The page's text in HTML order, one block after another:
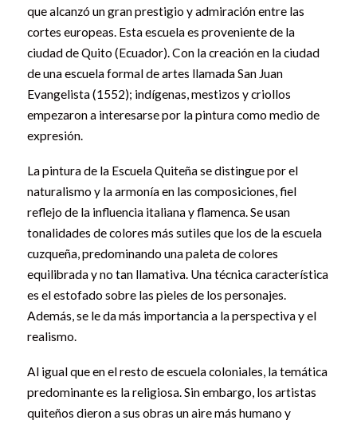
que alcanzó un gran prestigio y admiración entre las
cortes europeas. Esta escuela es proveniente de la
ciudad de Quito (Ecuador). Con la creación en la ciudad
de una escuela formal de artes llamada San Juan
Evangelista (1552); indígenas, mestizos y criollos
empezaron a interesarse por la pintura como medio de
expresión.
La pintura de la Escuela Quiteña se distingue por el
naturalismo y la armonía en las composiciones, fiel
reflejo de la influencia italiana y flamenca. Se usan
tonalidades de colores más sutiles que los de la escuela
cuzqueña, predominando una paleta de colores
equilibrada y no tan llamativa. Una técnica característica
es el estofado sobre las pieles de los personajes.
Además, se le da más importancia a la perspectiva y el
realismo.
Al igual que en el resto de escuela coloniales, la temática
predominante es la religiosa. Sin embargo, los artistas
quiteños dieron a sus obras un aire más humano y